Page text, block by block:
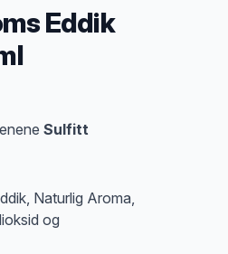
Eddik
Sulfitt
Naturlig Aroma,
og